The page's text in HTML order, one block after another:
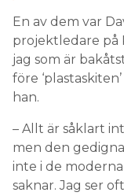
En av dem var
projektledare på
jag som är
före
han.
– Allt är såklart
men den
inte i de
saknar. Jag ser